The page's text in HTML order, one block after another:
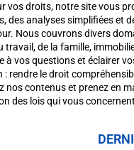
vos droits, notre site vous
des analyses simplifiées et
Nous couvrons divers
travail, de la famille,
à vos questions et éclairer
: rendre le droit
nos contenus et prenez en
des lois qui vous